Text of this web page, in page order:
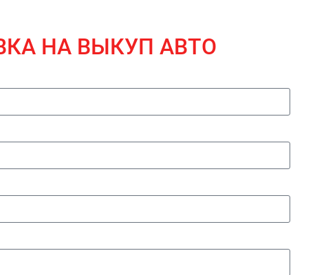
НА ВЫКУП АВТО